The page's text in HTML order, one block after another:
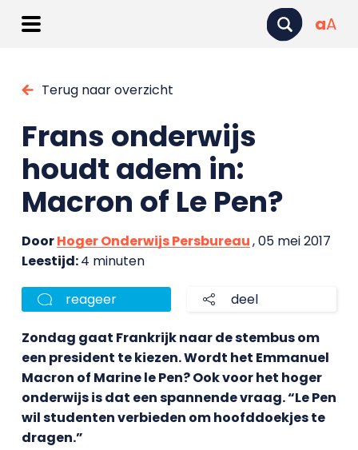
aA
Terug naar overzicht
Frans onderwijs
houdt adem in:
Macron of Le Pen?
DoorHoger Onderwijs Persbureau, 05 mei 2017
Leestijd:4 minuten
reageer deel
Zondag gaat Frankrijk naar de stembus om
een president te kiezen. Wordt het Emmanuel
Macron of Marine le Pen? Ook voor het hoger
onderwijs is dat een spannende vraag. “Le Pen
wil studenten verbieden om hoofddoekjes te
dragen.”